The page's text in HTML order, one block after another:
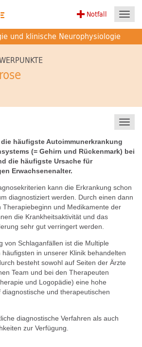
Notfall
und klinische Neurophysiologie
häufigste Autoimmunerkrankung
(= Gehirn und Rückenmark) bei
die häufigste Ursache für
Erwachsenenalter.
kann die Erkrankung schon
diagnostiziert werden. Durch einen dann
Therapiebeginn und Medikamente der
die Krankheitsaktivität und das
sehr gut verringert werden.
von Schlaganfällen ist die Multiple
in unserer Klinik behandelten
besteht sowohl auf Seiten der Ärzte
Team und bei den Therapeuten
und Logopädie) eine hohe
und therapeutischen
diagnostische Verfahren als auch
zur Verfügung.